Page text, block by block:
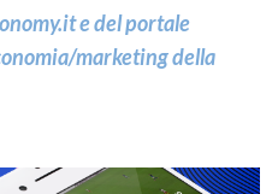
e del portale
marketing della